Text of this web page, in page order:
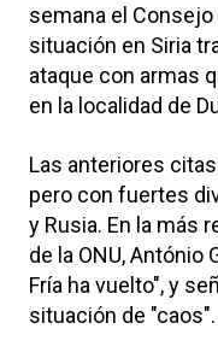
semana el
situación en Siria
ataque con armas
en la localidad de
Las anteriores
pero con fuertes
y Rusia. En la más
de la ONU, António
Fría ha vuelto", y
situación de "caos".